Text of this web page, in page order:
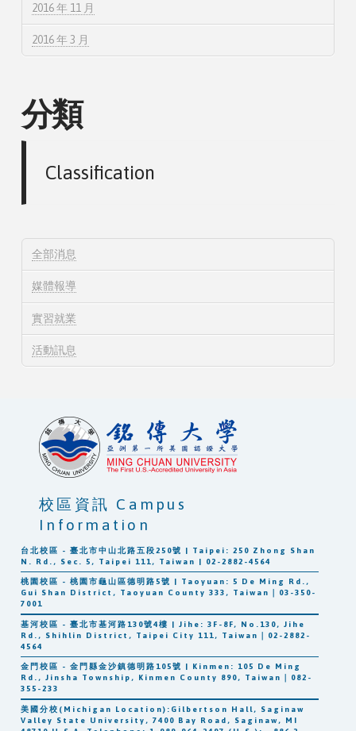
2016 年 11 月
2016 年 3 月
分類
Classification
全部消息
媒體報導
實習就業
活動訊息
台北校區 - 臺北市中山北路五段250號 | Taipei: 250 Zhong Shan
N. Rd., Sec. 5, Taipei 111, Taiwan | 02-2882-4564
桃園校區 - 桃園市龜山區德明路5號 | Taoyuan: 5 De Ming Rd.,
Gui Shan District, Taoyuan County 333, Taiwan｜03-350-
7001
基河校區 - 臺北市基河路130號4樓 | Jihe: 3F-8F, No.130, Jihe
Rd., Shihlin District, Taipei City 111, Taiwan｜02-2882-
4564
金門校區 - 金門縣金沙鎮德明路105號 | Kinmen: 105 De Ming
Rd., Jinsha Township, Kinmen County 890, Taiwan｜082-
355-233
美國分校(Michigan Location):Gilbertson Hall, Saginaw
Valley State University, 7400 Bay Road, Saginaw, MI
校區資訊 Campus
Information